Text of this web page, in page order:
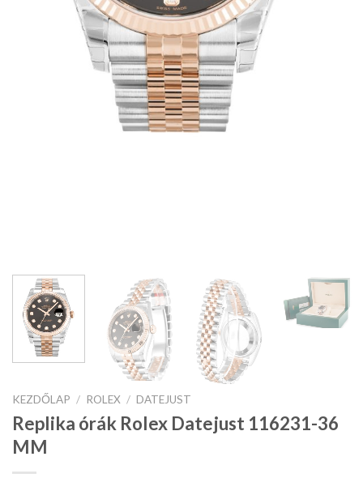
KEZDŐLAP / ROLEX / DATEJUST
Replika órák Rolex Datejust 116231-36
MM